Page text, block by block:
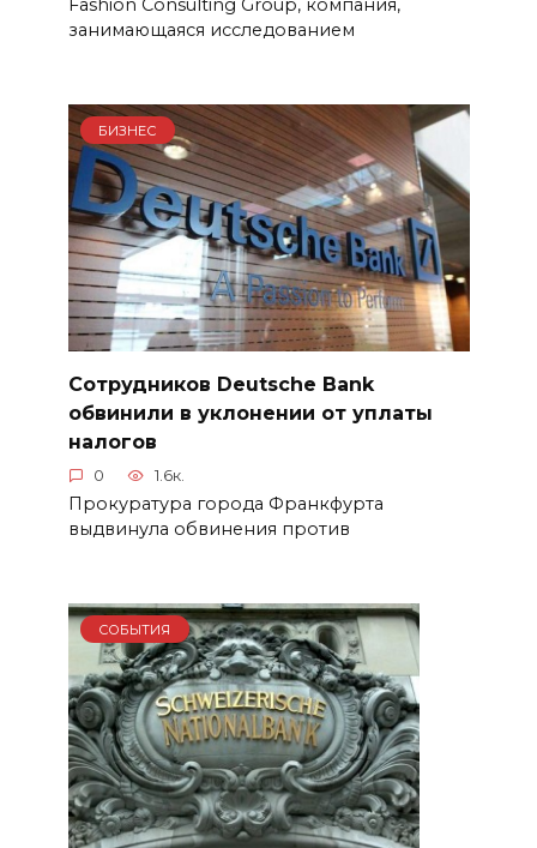
Fashion Consulting Group, компания,
занимающаяся исследованием
БИЗНЕС
Сотрудников Deutsche Bank
обвинили в уклонении от уплаты
налогов
0 1.6к.
Прокуратура города Франкфурта
выдвинула обвинения против
СОБЫТИЯ